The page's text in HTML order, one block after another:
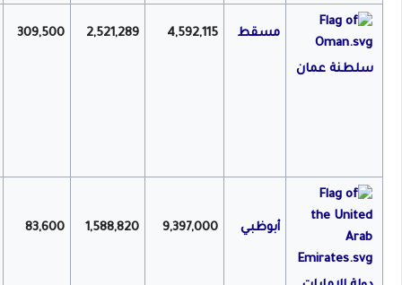
سلطنة عمان
مسقط 4,592,115
2,521,289
309,500
أبوظبي 9,397,000
1,588,820
83,600